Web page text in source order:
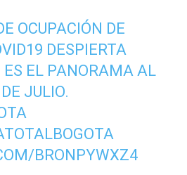
OCUPACIÓN DE
DESPIERTA
ES EL PANORAMA AL
JULIO.
BRONPYWXZ4